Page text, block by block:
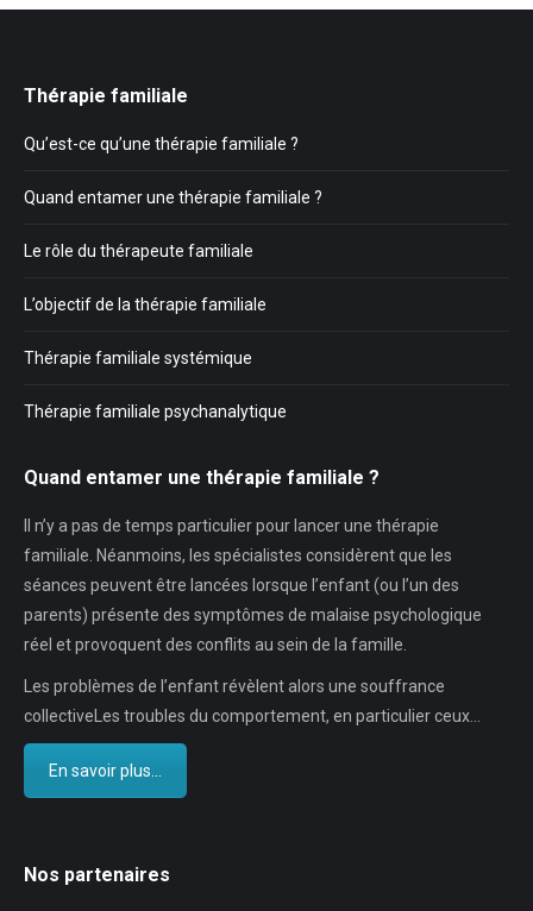
Thérapie familiale
Qu’est-ce qu’une thérapie familiale ?
Quand entamer une thérapie familiale ?
Le rôle du thérapeute familiale
L’objectif de la thérapie familiale
Thérapie familiale systémique
Thérapie familiale psychanalytique
Quand entamer une thérapie familiale ?
Il n’y a pas de temps particulier pour lancer une thérapie
familiale. Néanmoins, les spécialistes considèrent que les
séances peuvent être lancées lorsque l’enfant (ou l’un des
parents) présente des symptômes de malaise psychologique
réel et provoquent des conflits au sein de la famille.
Les problèmes de l’enfant révèlent alors une souffrance
collectiveLes troubles du comportement, en particulier ceux…
En savoir plus...
Nos partenaires